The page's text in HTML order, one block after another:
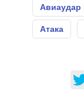
Авиаудар
Атака